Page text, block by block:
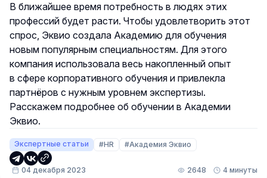
В ближайшее время потребность в людях этих
профессий будет расти. Чтобы удовлетворить этот
спрос, Эквио создала Академию для обучения
новым популярным специальностям. Для этого
компания использовала весь накопленный опыт
в сфере корпоративного обучения и привлекла
партнёров с нужным уровнем экспертизы.
Расскажем подробнее об обучении в Академии
Эквио.
Экспертные статьи #HR #Академия Эквио
04 декабря 2023 2648 4 минуты